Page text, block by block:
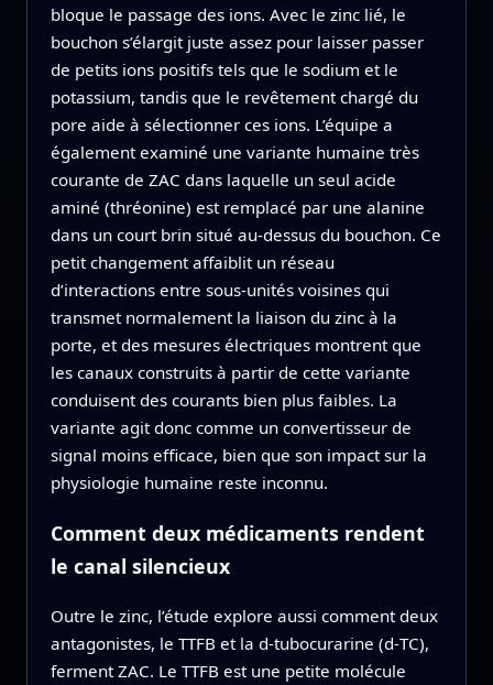
bloque le passage des ions. Avec le zinc lié, le
bouchon s’élargit juste assez pour laisser passer
de petits ions positifs tels que le sodium et le
potassium, tandis que le revêtement chargé du
pore aide à sélectionner ces ions. L’équipe a
également examiné une variante humaine très
courante de ZAC dans laquelle un seul acide
aminé (thréonine) est remplacé par une alanine
dans un court brin situé au‑dessus du bouchon. Ce
petit changement affaiblit un réseau
d’interactions entre sous‑unités voisines qui
transmet normalement la liaison du zinc à la
porte, et des mesures électriques montrent que
les canaux construits à partir de cette variante
conduisent des courants bien plus faibles. La
variante agit donc comme un convertisseur de
signal moins efficace, bien que son impact sur la
physiologie humaine reste inconnu.
Comment deux médicaments rendent
le canal silencieux
Outre le zinc, l’étude explore aussi comment deux
antagonistes, le TTFB et la d‑tubocurarine (d‑TC),
ferment ZAC. Le TTFB est une petite molécule